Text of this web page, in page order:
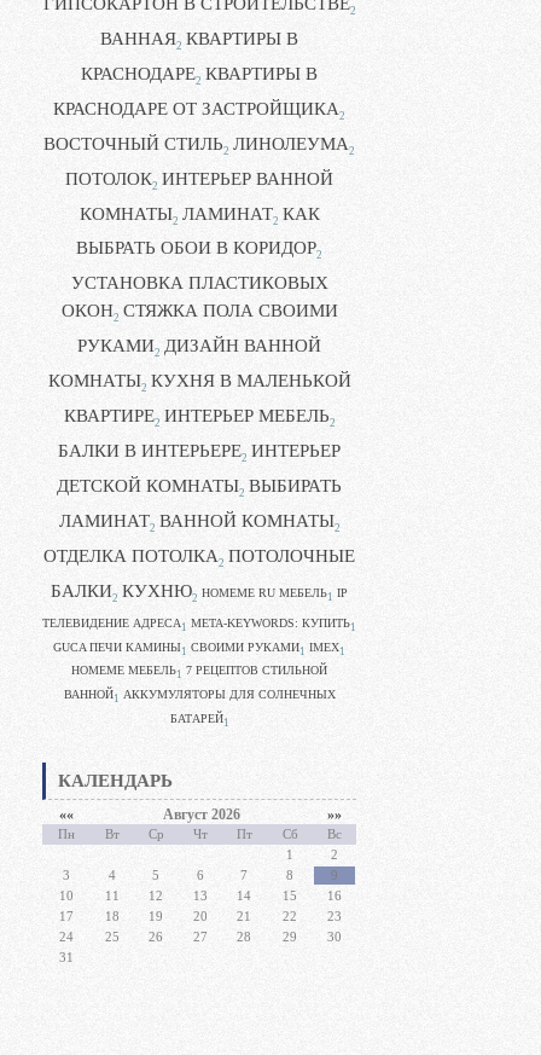
2
ВАННАЯ2 КВАРТИРЫ В
КРАСНОДАРЕ2 КВАРТИРЫ В
КРАСНОДАРЕ ОТ ЗАСТРОЙЩИКА2
ВОСТОЧНЫЙ СТИЛЬ2 ЛИНОЛЕУМА2
ПОТОЛОК2 ИНТЕРЬЕР ВАННОЙ
КОМНАТЫ2 ЛАМИНАТ2 КАК
ВЫБРАТЬ ОБОИ В КОРИДОР2
УСТАНОВКА ПЛАСТИКОВЫХ
ОКОН2 СТЯЖКА ПОЛА СВОИМИ
РУКАМИ2 ДИЗАЙН ВАННОЙ
КОМНАТЫ2 КУХНЯ В МАЛЕНЬКОЙ
КВАРТИРЕ2 ИНТЕРЬЕР МЕБЕЛЬ2
БАЛКИ В ИНТЕРЬЕРЕ2 ИНТЕРЬЕР
ДЕТСКОЙ КОМНАТЫ2 ВЫБИРАТЬ
ЛАМИНАТ2 ВАННОЙ КОМНАТЫ2
ОТДЕЛКА ПОТОЛКА2 ПОТОЛОЧНЫЕ
БАЛКИ2 КУХНЮ2 HOMEME RU МЕБЕЛЬ1 IP
ТЕЛЕВИДЕНИЕ АДРЕСА 1 META-KEYWORDS: КУПИТЬ1
GUCA ПЕЧИ КАМИНЫ1 CВОИМИ РУКАМИ1 IMEX1
HOMEME МЕБЕЛЬ1 7 РЕЦЕПТОВ СТИЛЬНОЙ
ВАННОЙ1 АККУМУЛЯТОРЫ ДЛЯ СОЛНЕЧНЫХ
БАТАРЕЙ1
КАЛЕНДАРЬ
«« Август 2026 »»
Пн Вт Ср Чт Пт Сб
Вс
1
2
3
4 5 6 7 8
9
10
11 12 13 14 15
16
17
18 19 20 21 22
23
24
25 26 27 28 29
30
31